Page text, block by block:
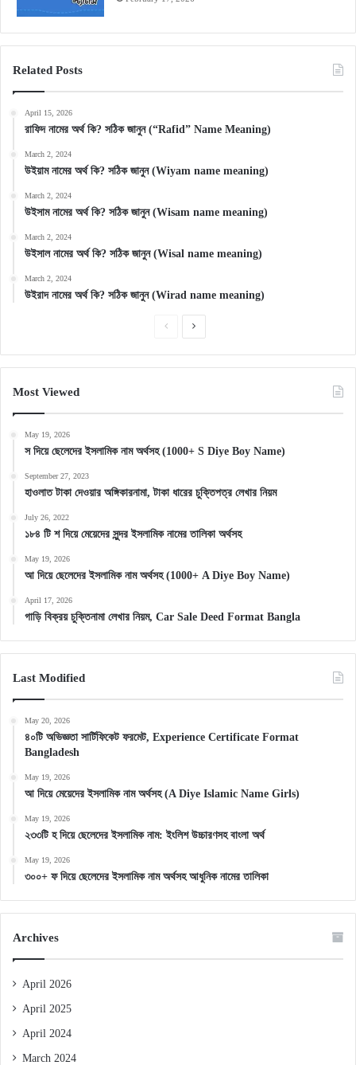
Related Posts
April 15, 2026
রাফিদ নামের অর্থ কি? সঠিক জানুন (“Rafid” Name Meaning)
March 2, 2024
উইয়াম নামের অর্থ কি? সঠিক জানুন (Wiyam name meaning)
March 2, 2024
উইসাম নামের অর্থ কি? সঠিক জানুন (Wisam name meaning)
March 2, 2024
উইসাল নামের অর্থ কি? সঠিক জানুন (Wisal name meaning)
March 2, 2024
উইরাদ নামের অর্থ কি? সঠিক জানুন (Wirad name meaning)
PreviousNext
Most Viewed
May 19, 2026
স দিয়ে ছেলেদের ইসলামিক নাম অর্থসহ (1000+ S Diye Boy Name)
September 27, 2023
হাওলাত টাকা দেওয়ার অঙ্গিকারনামা, টাকা ধারের চুক্তিপত্র লেখার নিয়ম
July 26, 2022
১৮৪ টি শ দিয়ে মেয়েদের সুন্দর ইসলামিক নামের তালিকা অর্থসহ
May 19, 2026
আ দিয়ে ছেলেদের ইসলামিক নাম অর্থসহ (1000+ A Diye Boy Name)
April 17, 2026
গাড়ি বিক্রয় চুক্তিনামা লেখার নিয়ম, Car Sale Deed Format Bangla
Last Modified
May 20, 2026
৪০টি অভিজ্ঞতা সার্টিফিকেট ফরমেট, Experience Certificate Format
Bangladesh
May 19, 2026
আ দিয়ে মেয়েদের ইসলামিক নাম অর্থসহ (A Diye Islamic Name Girls)
May 19, 2026
২৩৩টি হ দিয়ে ছেলেদের ইসলামিক নাম: ইংলিশ উচ্চারণসহ বাংলা অর্থ
May 19, 2026
৩০০+ ফ দিয়ে ছেলেদের ইসলামিক নাম অর্থসহ আধুনিক নামের তালিকা
Archives
April 2026
April 2025
April 2024
March 2024